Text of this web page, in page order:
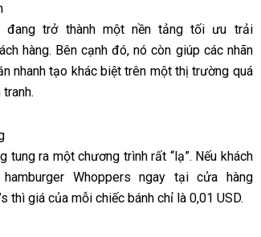
đang trở thành một nền tảng tối ưu trải
hàng. Bên cạnh đó, nó còn giúp các nhãn
nhanh tạo khác biệt trên một thị trường quá
tung ra một chương trình rất “lạ”. Nếu khách
Whoppers ngay tại cửa hàng
thì giá của mỗi chiếc bánh chỉ là 0,01 USD.